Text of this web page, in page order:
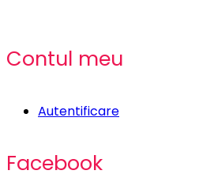
Contul meu
Autentificare
Facebook